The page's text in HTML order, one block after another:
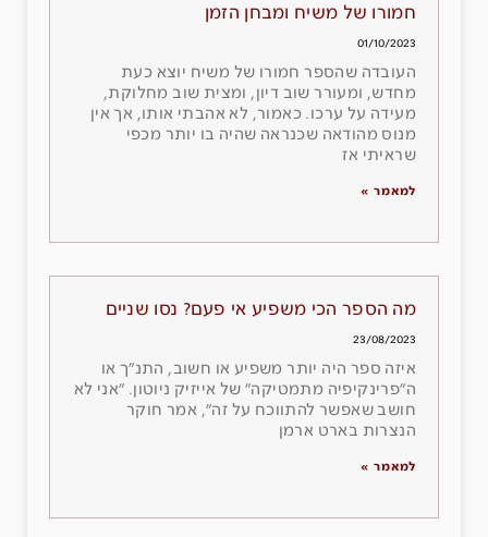
חמורו של משיח ומבחן הזמן
01/10/2023
העובדה שהספר חמורו של משיח יוצא כעת
מחדש, ומעורר שוב דיון, ומצית שוב מחלוקת,
מעידה על ערכו. כאמור, לא אהבתי אותו, אך אין
מנוס מהודאה שכנראה שהיה בו יותר מכפי
שראיתי אז
למאמר »
מה הספר הכי משפיע אי פעם? נסו שניים
23/08/2023
איזה ספר היה יותר משפיע או חשוב, התנ״ך או
ה״פרינקיפיה מתמטיקה״ של אייזיק ניוטון. ״אני לא
חושב שאפשר להתווכח על זה״, אמר חוקר
הנצרות בארט ארמן
למאמר »